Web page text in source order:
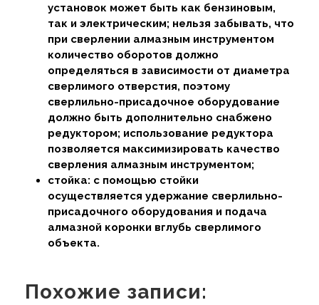
установок может быть как бензиновым,
так и электрическим; нельзя забывать, что
при сверлении алмазным инструментом
количество оборотов должно
определяться в зависимости от диаметра
сверлимого отверстия, поэтому
сверлильно-присадочное оборудование
должно быть дополнительно снабжено
редуктором; использование редуктора
позволяется максимизировать качество
сверления алмазным инструментом;
стойка: с помощью стойки
осуществляется удержание сверлильно-
присадочного оборудования и подача
алмазной коронки вглубь сверлимого
объекта.
Похожие записи: